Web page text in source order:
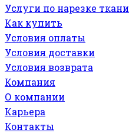
Услуги по нарезке ткани
Как купить
Условия оплаты
Условия доставки
Условия возврата
Компания
О компании
Карьера
Контакты